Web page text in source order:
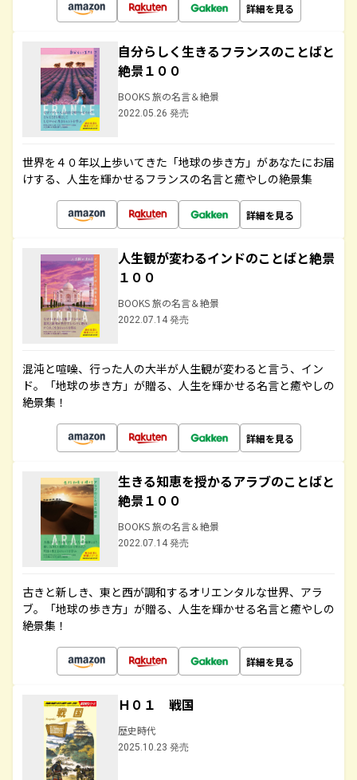
詳細を見る
自分らしく生きるフランスのことばと
絶景１００
BOOKS 旅の名言＆絶景
2022.05.26 発売
世界を４０年以上歩いてきた「地球の歩き方」があなたにお届
けする、人生を輝かせるフランスの名言と癒やしの絶景集
詳細を見る
人生観が変わるインドのことばと絶景
１００
BOOKS 旅の名言＆絶景
2022.07.14 発売
混沌と喧噪、行った人の大半が人生観が変わると言う、イン
ド。「地球の歩き方」が贈る、人生を輝かせる名言と癒やしの
絶景集！
詳細を見る
生きる知恵を授かるアラブのことばと
絶景１００
BOOKS 旅の名言＆絶景
2022.07.14 発売
古きと新しき、東と西が調和するオリエンタルな世界、アラ
ブ。「地球の歩き方」が贈る、人生を輝かせる名言と癒やしの
絶景集！
詳細を見る
Ｈ０１ 戦国
歴史時代
2025.10.23 発売